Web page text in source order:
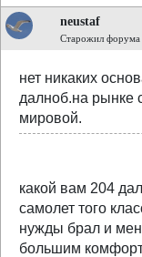
neustaf
Старожил форума
нет никаких
далноб.на рынке
мировой.
какой вам 204
самолет того
нужды брал и
большим